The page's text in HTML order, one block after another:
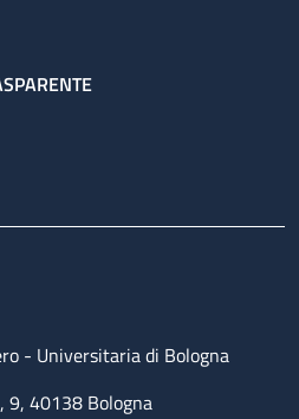
- Universitaria di Bologna
9, 40138 Bologna